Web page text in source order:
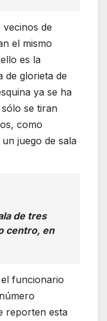
de
el mismo
es la
de glorieta de
ya se ha
se tiran
como
juego de sala
de tres
centro, en
funcionario
reporten esta